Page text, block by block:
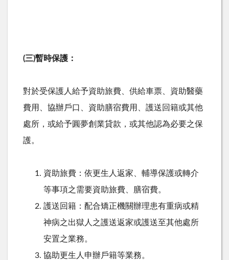
(三)暫時保護：
對於受保護人給予資助旅費、供給車票、資助醫藥
費用、協辦戶口、資助膳宿費用、護送回籍或其他
處所，或給予圓夢創業貸款，或其他認為必要之保
護。
資助旅費：依更生人返家、輔導保護或轉介
等事項之需要資助旅費、膳宿費。
護送回籍：配合矯正機關辦理患有重病或精
神病之出獄人之護送返家或護送至其他處所
安置之業務。
協助更生人申辦戶籍等業務。